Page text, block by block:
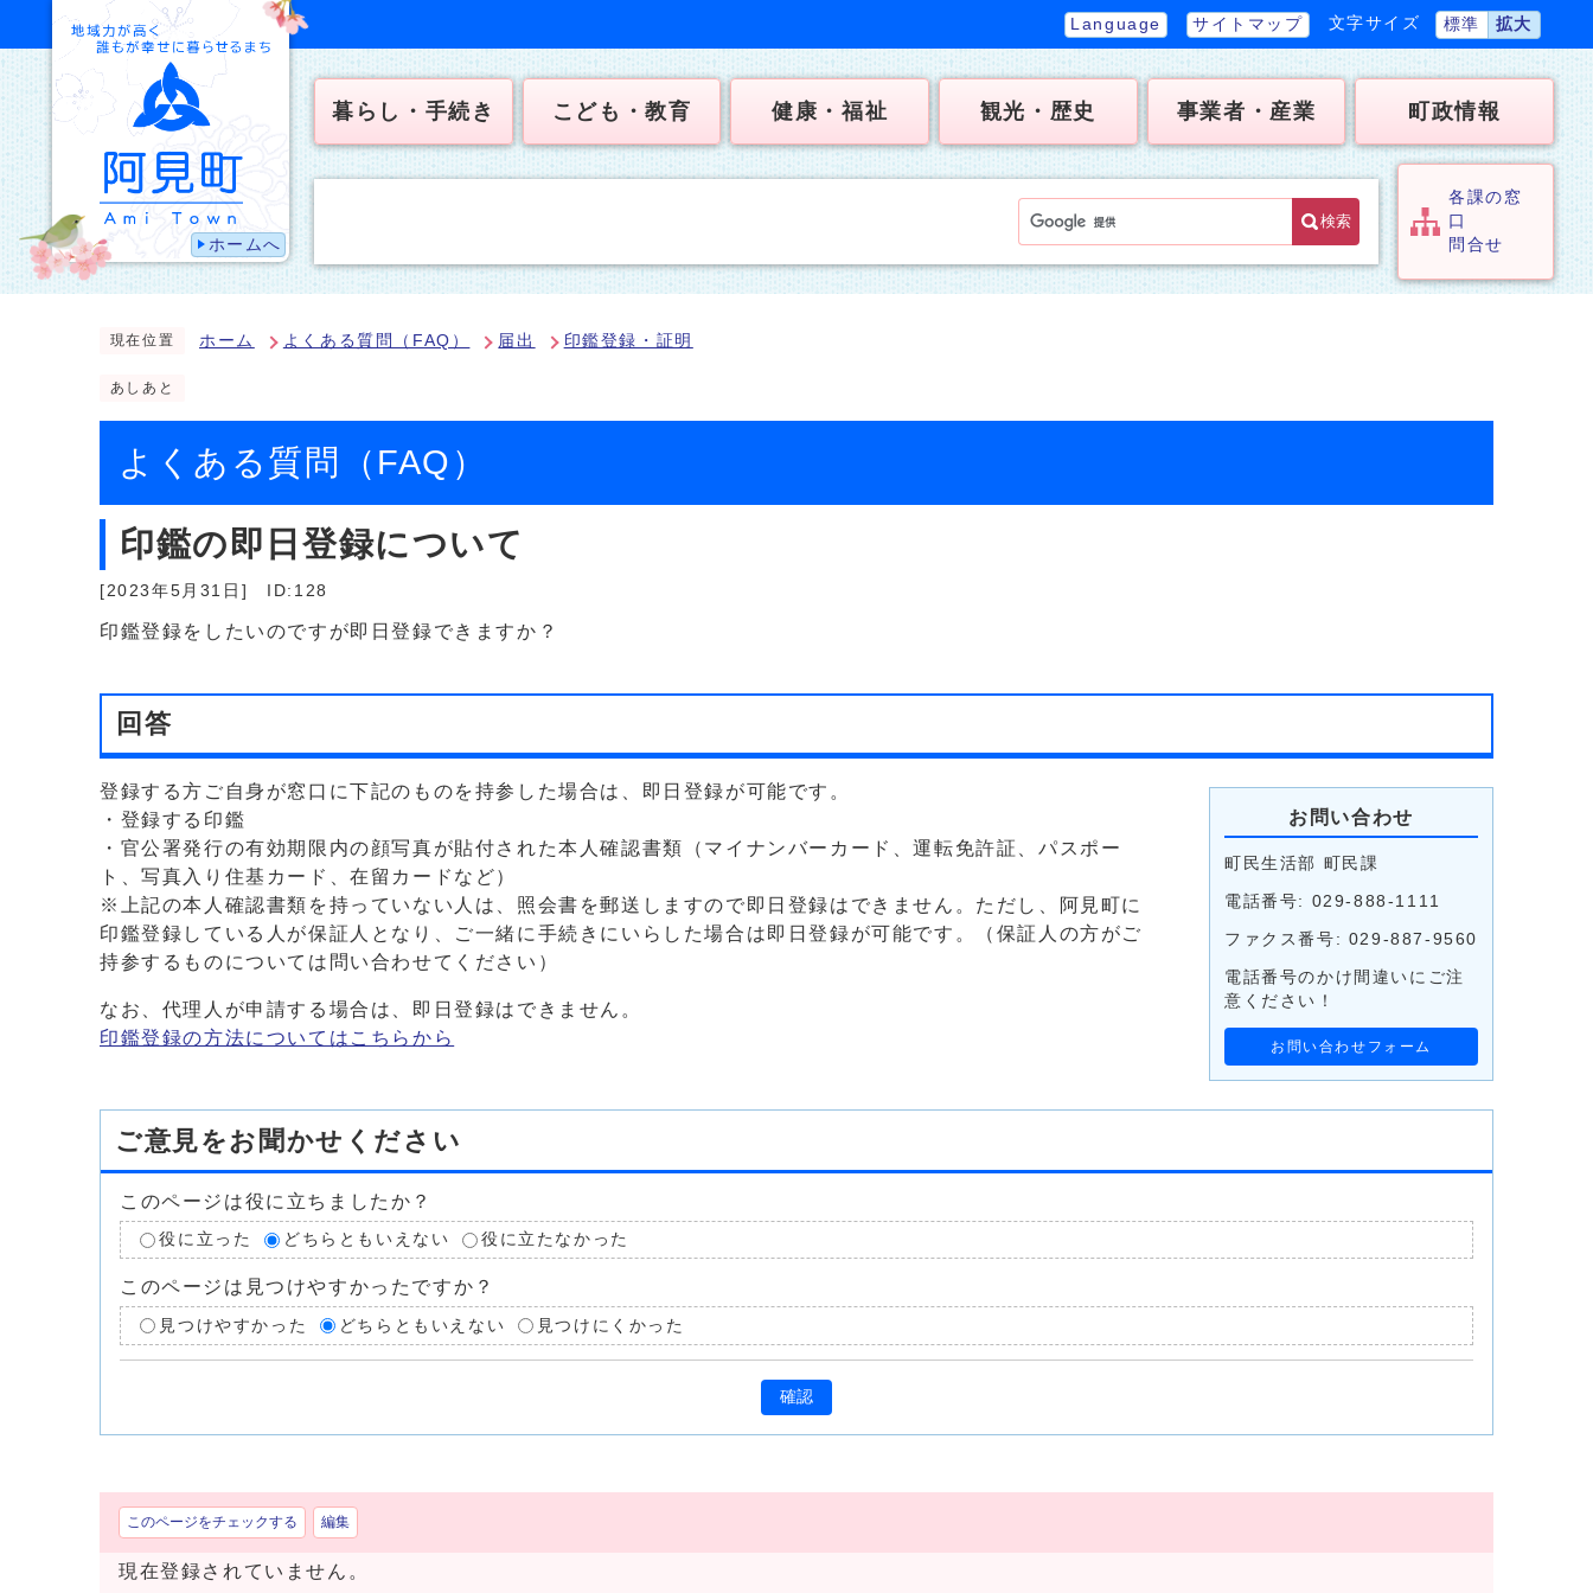
ホームへ
Language サイトマップ 文字サイズ 標準 拡大
暮らし・手続き こども・教育 健康・福祉 観光・歴史 事業者・産業 町政情報
検索
各課の窓
口
問合せ
現在位置 ホーム よくある質問（FAQ） 届出 印鑑登録・証明
あしあと
よくある質問（FAQ）
印鑑の即日登録について
[2023年5月31日] ID:128
印鑑登録をしたいのですが即日登録できますか？
回答
登録する方ご自身が窓口に下記のものを持参した場合は、即日登録が可能です。
・登録する印鑑
・官公署発行の有効期限内の顔写真が貼付された本人確認書類（マイナンバーカード、運転免許証、パスポー
ト、写真入り住基カード、在留カードなど）
※上記の本人確認書類を持っていない人は、照会書を郵送しますので即日登録はできません。ただし、阿見町に
印鑑登録している人が保証人となり、ご一緒に手続きにいらした場合は即日登録が可能です。（保証人の方がご
持参するものについては問い合わせてください）
なお、代理人が申請する場合は、即日登録はできません。
印鑑登録の方法についてはこちらから
お問い合わせ
町民生活部 町民課
電話番号: 029-888-1111
ファクス番号: 029-887-9560
電話番号のかけ間違いにご注
意ください！
お問い合わせフォーム
ご意見をお聞かせください
このページは役に立ちましたか？
役に立った どちらともいえない 役に立たなかった
このページは見つけやすかったですか？
見つけやすかった どちらともいえない 見つけにくかった
確認
このページをチェックする 編集
現在登録されていません。